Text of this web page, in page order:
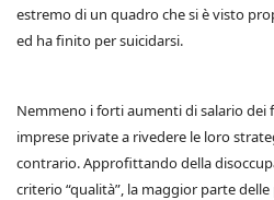
estremo di un quadro che si è visto
ed ha finito per suicidarsi.
Nemmeno i forti aumenti di salario
imprese private a rivedere le loro
contrario. Approfittando della
criterio “qualità”, la maggior parte